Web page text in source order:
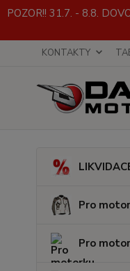
POZOR!! 31.7. - 8.8.
KONTAKTY
Pro
Pro